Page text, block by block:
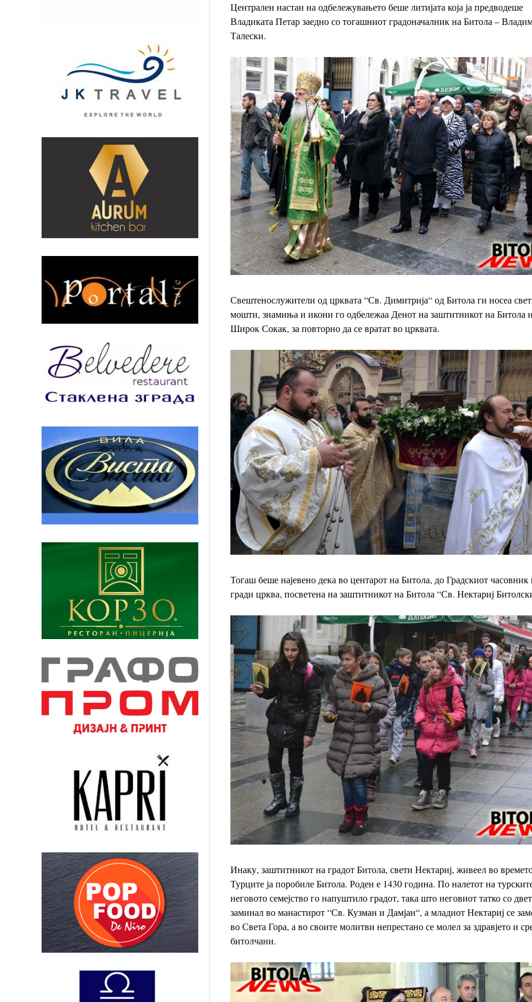
Централен настан на одбележувањето беше литијата која ја предводеше
Владиката Петар заедно со тогашниот градоначалник на Битола –
Талески.
Свештенослужители од црквата “Св. Димитрија“ од Битола ги носеа
мошти, знамиња и икони го одбележаа Денот на заштитникотна Битола
Широк Сокак, за повторно да се вратат во црквата.
Тогаш беше најевено декаво центарот на Битола, до Градскиот часовник
гради црква, посветена на заштитникот на Битола “Св. Нектариј
Инаку, заштитникот на градот Битола, свети Нектариј, живеел во
Турците ја поробиле Битола. Роден е 1430година. По налетот на
неговото семејство го напуштило градот, така што неговиот татко со
заминал во манастирот “Св. Кузман и Дамјан“, а младиот Нектариј се
во Света Гора, а восвоите молитви непрестано семолел за здравјето и
битолчани.